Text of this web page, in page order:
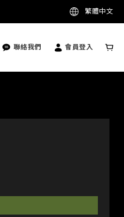
繁體中文
聯絡我們 會員登入